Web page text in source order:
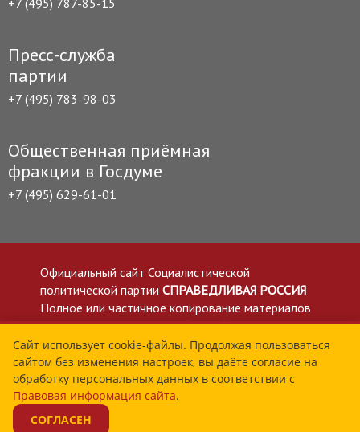
+7 (495) 787-85-15
Пресс-служба
партии
+7 (495) 783-98-03
Общественная приёмная
фракции в Госдуме
+7 (495) 629-61-01
Официальный сайт Социалистической
политической партии СПРАВЕДЛИВАЯ РОССИЯ
Полное или частичное копирование материалов
приветствуется со ссылкой на сайт spravedlivo.ru
Политика в отношении обработки персональных
данных
Все материалы сайта spravedlivo.ru доступны по
лицензии Creative Commons Attribution 4.0 International
Сайт использует cookie-файлы. Продолжая пользоваться
сайтом без изменения настроек, вы даёте согласие на
обработку персональных данных в соответствии с
Правовая информация сайта.
СОГЛАСЕН